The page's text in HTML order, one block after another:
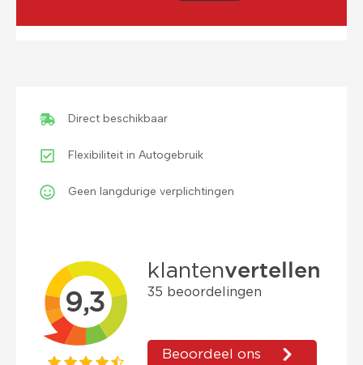
Direct beschikbaar
Flexibiliteit in Autogebruik
Geen langdurige verplichtingen